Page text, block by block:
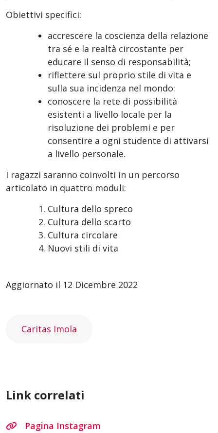
Obiettivi specifici:
accrescere la coscienza della relazione
tra sé e la realtà circostante per
educare il senso di responsabilità;
riflettere sul proprio stile di vita e
sulla sua incidenza nel mondo:
conoscere la rete di possibilità
esistenti a livello locale per la
risoluzione dei problemi e per
consentire a ogni studente di attivarsi
a livello personale.
I ragazzi saranno coinvolti in un percorso
articolato in quattro moduli:
Cultura dello spreco
Cultura dello scarto
Cultura circolare
Nuovi stili di vita
Aggiornato il 12 Dicembre 2022
Caritas Imola
Link correlati
Pagina Instagram